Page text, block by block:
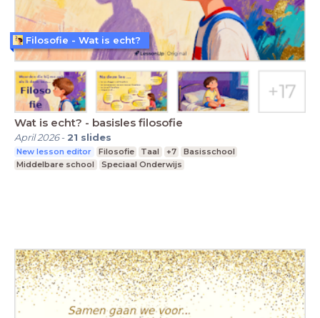
Wat is echt? - basisles filosofie
April 2026- 21 slides
New lesson editor Filosofie Taal +7
Basisschool
Middelbare school
Speciaal Onderwijs
Filosofie - Wat is echt?